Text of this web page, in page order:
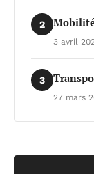
2
3 avril
3
27 mars